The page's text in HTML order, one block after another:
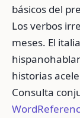
básicos del
Los verbos
meses. El
historias
Consulta